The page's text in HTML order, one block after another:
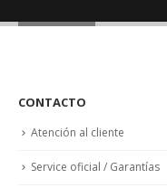
CONTACTO
Atención al cliente
Service oficial / Garantías